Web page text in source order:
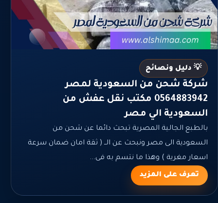
💡 دليل ونصائح
شركة شحن من السعودية لمصر
0564883942 مكتب نقل عفش من
السعودية الي مصر
بالطبع الجالية المصرية تبحث دائما عن شحن من
السعودية الى مصر ونبحث عن الــ ( ثقة امان ضمان سرعة
اسعار مغرية ) وهذا ما نتسم به فى...
تعرف على المزيد